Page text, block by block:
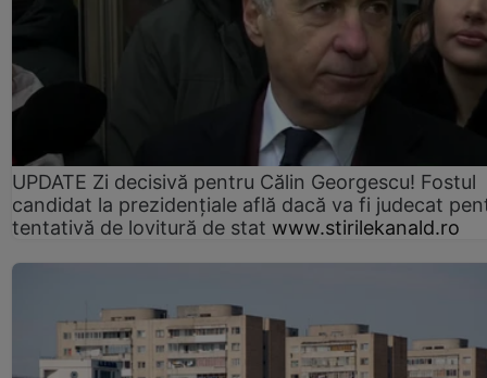
UPDATE Zi decisivă pentru Călin Georgescu! Fostul
candidat la prezidențiale află dacă va fi judecat
tentativă de lovitură de stat www.stirilekanald.ro